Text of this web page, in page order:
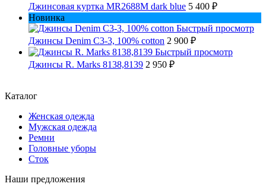
Джинсовая куртка MR2688M dark blue 5 400 ₽
Новинка
Быстрый просмотр
Джинсы Denim C3-3, 100% cotton 2 900 ₽
Быстрый просмотр
Джинсы R. Marks 8138,8139 2 950 ₽
Каталог
Женская одежда
Мужская одежда
Ремни
Головные уборы
Сток
Наши предложения